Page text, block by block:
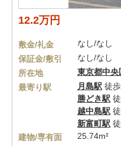
12.2万円
敷金/礼金
なし/なし
保証金/敷引
なし/なし
所在地
東京都中央
最寄り駅
月島駅 徒
勝どき駅
越中島駅
新富町駅
建物/専有面
25.74m²